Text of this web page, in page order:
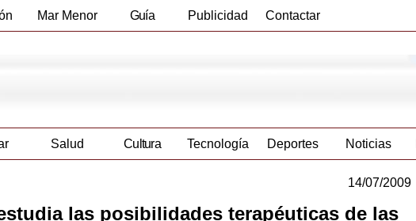
Mar Menor Guía Publicidad Contactar
Salud Cultura Tecnología Deportes Noticias
14/07/2009
las posibilidades terapéuticas de las